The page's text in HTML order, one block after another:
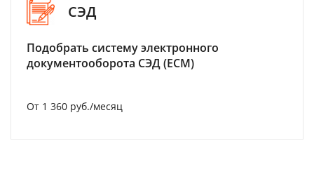
СЭД
Подобрать систему электронного
документооборота СЭД (ECM)
От 1 360 руб./месяц